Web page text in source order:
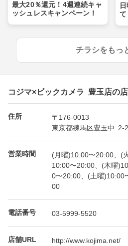
最大20％還元！4週連続キャ
ッシュレスキャンペーン！
て
チラシをもっ
コジマ×ビックカメラ 豊玉店の
住所
〒176-0013
東京都練馬区豊玉中 2-
営業時間
(月曜)10:00〜20:00、(
10:00〜20:00、(木曜
0〜20:00、(土曜)10:00
00
電話番号 03-5999-5520
店舗URL http://www.kojima.net/